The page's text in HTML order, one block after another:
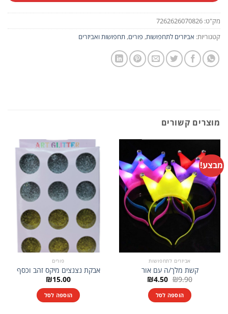
מק"ט: 7262626070826
קטגוריות: אביזרים לתחפושות, פורים, תחפושות ואביזרים
מוצרים קשורים
מבצע!
אביזרים לתחפושות
קשת מלך/ה עם אור
₪9.90 המחיר
היה:
₪9.90.
₪4.50 המחיר
הוספה לסל
פורים
אבקת נצנצים מיקס זהב וכסף
₪15.00
הוספה לסל